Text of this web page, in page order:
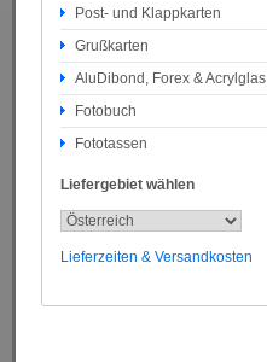
Post- und Klappkarten
Grußkarten
AluDibond, Forex & Acrylglas
Fotobuch
Fototassen
Liefergebiet wählen
Lieferzeiten & Versandkosten